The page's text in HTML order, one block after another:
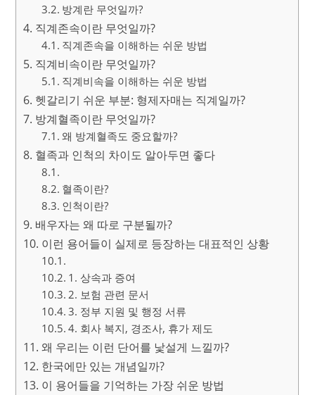
방계란 무엇일까?
직계존속이란 무엇일까?
직계존속을 이해하는 쉬운 방법
직계비속이란 무엇일까?
직계비속을 이해하는 쉬운 방법
헷갈리기 쉬운 부분: 형제자매는 직계일까?
방계혈족이란 무엇일까?
왜 방계혈족도 중요할까?
혈족과 인척의 차이도 알아두면 좋다
혈족이란?
인척이란?
배우자는 왜 따로 구분될까?
이런 용어들이 실제로 등장하는 대표적인 상황
1. 상속과 증여
2. 보험 관련 문서
3. 정부 지원 및 행정 서류
4. 회사 복지, 경조사, 휴가 제도
왜 우리는 이런 단어를 낯설게 느낄까?
한국에만 있는 개념일까?
이 용어들을 기억하는 가장 쉬운 방법